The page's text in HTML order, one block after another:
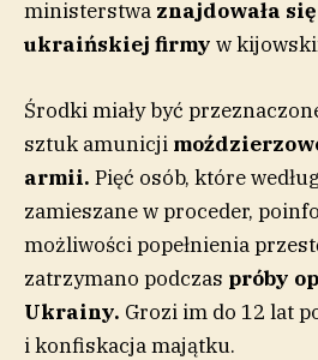
ministerstwa znajdowała
ukraińskiej firmy w
Środki miały być
sztuk amunicji
armii. Pięć osób, które
zamieszane w proceder,
możliwości popełnienia
zatrzymano podczas próby
Ukrainy. Grozi im do 12 lat
i konfiskacja majątku.